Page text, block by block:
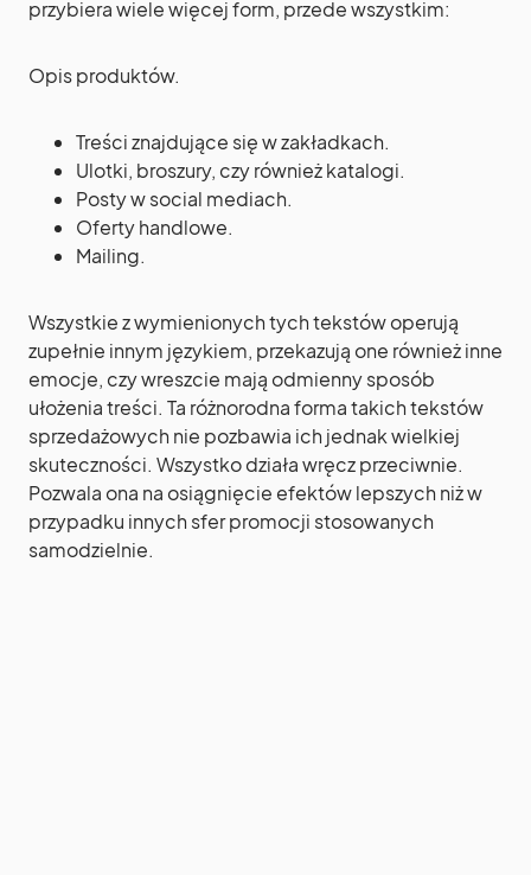
przybiera wiele więcej form, przede wszystkim:
Opis produktów.
Treści znajdujące się w zakładkach.
Ulotki, broszury, czy również katalogi.
Posty w social mediach.
Oferty handlowe.
Mailing.
Wszystkie z wymienionych tych tekstów operują
zupełnie innym językiem, przekazują one również inne
emocje, czy wreszcie mają odmienny sposób
ułożenia treści. Ta różnorodna forma takich tekstów
sprzedażowych nie pozbawia ich jednak wielkiej
skuteczności. Wszystko działa wręcz przeciwnie.
Pozwala ona na osiągnięcie efektów lepszych niż w
przypadku innych sfer promocji stosowanych
samodzielnie.